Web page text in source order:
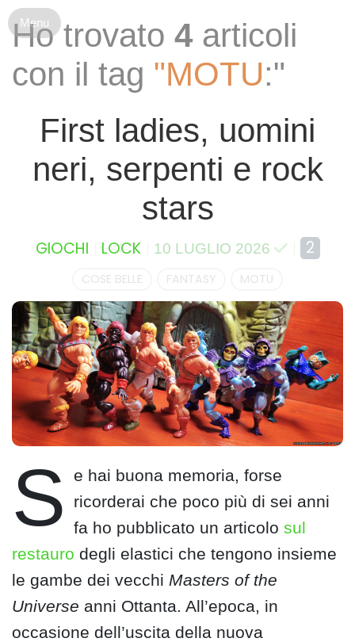
Ho trovato 4 articoli
con il tag "MOTU:"
First ladies, uomini
neri, serpenti e rock
stars
GIOCHI LOCK 10 LUGLIO 2026 2
COSE BELLE FANTASY MOTU
S
e hai buona memoria, forse
ricorderai che poco più di sei anni
fa ho pubblicato un articolosul
restauro degli elastici che tengono insieme
le gambe dei vecchi Masters of the
Universe anni Ottanta. All’epoca, in
occasione dell’uscita della nuova